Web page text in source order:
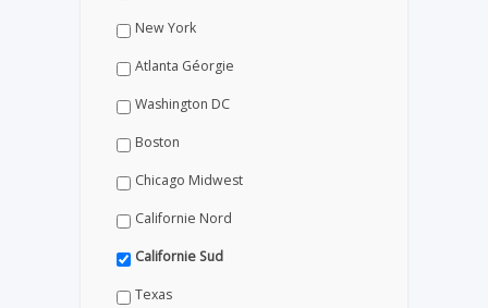
New York
Atlanta Géorgie
Washington DC
Boston
Chicago Midwest
Californie Nord
Californie Sud
Texas